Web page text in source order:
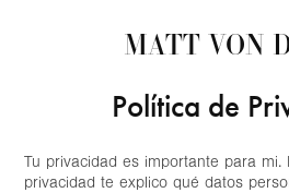
MATT VON
Política de
Tu privacidad es importante para mi.
privacidad te explico qué datos